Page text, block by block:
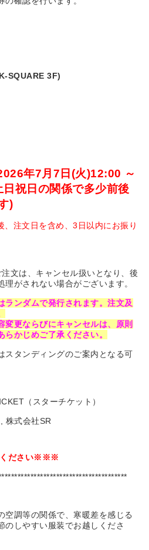
SQUARE 3F)
年7月7日(火)12:00 ～
日祝日の関係で多少前後
)
注文日を含め、3日以内にお振り
文は、キャンセル扱いとなり、後
がされない場合がございます。
ランダムで発行されます。注文及
変更ならびにキャンセルは、原則
かじめご了承ください。
タンディングのご案内となる可
（スターチケット）
株式会社SR
ださい※※※
空調等の関係で、寒暖差を感じる
のしやすい服装でお越しくださ